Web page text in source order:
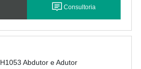
Consultoria